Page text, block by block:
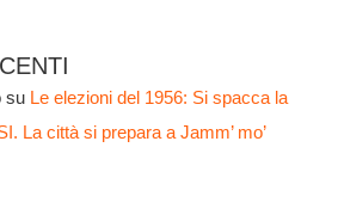
su Le elezioni del 1956: Si spacca la
La città si prepara a Jamm’ mo’